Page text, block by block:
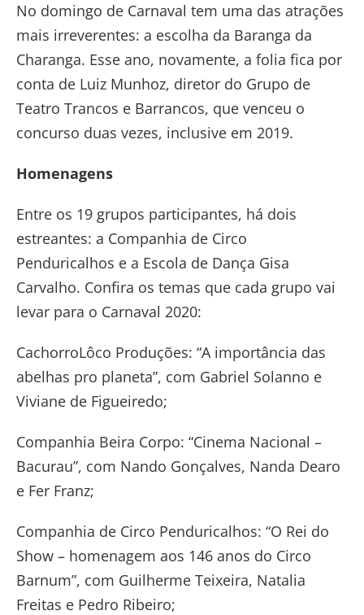
No domingo de Carnaval tem uma das atrações
mais irreverentes: a escolha da Baranga da
Charanga. Esse ano, novamente, a folia fica por
conta de Luiz Munhoz, diretor do Grupo de
Teatro Trancos e Barrancos, que venceu o
concurso duas vezes, inclusive em 2019.
Homenagens
Entre os 19 grupos participantes, há dois
estreantes: a Companhia de Circo
Penduricalhos e a Escola de Dança Gisa
Carvalho. Confira os temas que cada grupo vai
levar para o Carnaval 2020:
CachorroLôco Produções: “A importância das
abelhas pro planeta”, com Gabriel Solanno e
Viviane de Figueiredo;
Companhia Beira Corpo: “Cinema Nacional –
Bacurau”, com Nando Gonçalves, Nanda Dearo
e Fer Franz;
Companhia de Circo Penduricalhos: “O Rei do
Show – homenagem aos 146 anos do Circo
Barnum”, com Guilherme Teixeira, Natalia
Freitas e Pedro Ribeiro;